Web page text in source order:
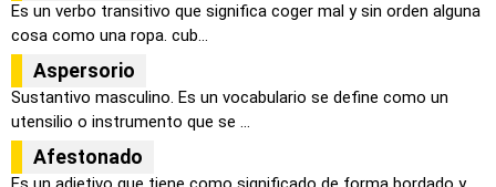
Es un verbo transitivo que significa coger mal y sin orden alguna
cosa como una ropa. cub...
Aspersorio
Sustantivo masculino. Es un vocabulario se define como un
utensilio o instrumento que se ...
Afestonado